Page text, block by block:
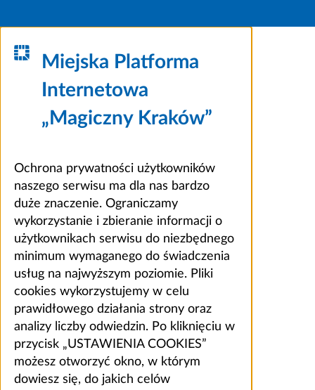
Miejska Platforma
Internetowa
„Magiczny Kraków”
Ochrona prywatności użytkowników
naszego serwisu ma dla nas bardzo
duże znaczenie. Ograniczamy
wykorzystanie i zbieranie informacji o
użytkownikach serwisu do niezbędnego
minimum wymaganego do świadczenia
usług na najwyższym poziomie. Pliki
cookies wykorzystujemy w celu
prawidłowego działania strony oraz
analizy liczby odwiedzin. Po kliknięciu w
przycisk „USTAWIENIA COOKIES”
możesz otworzyć okno, w którym
dowiesz się, do jakich celów